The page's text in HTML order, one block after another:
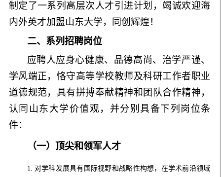
制定了一系列高层次人才引进计划，竭诚欢迎海
内外英才加盟山东大学，同创辉煌！
二、系列招聘岗位
应聘人应身心健康、品德高尚、治学严谨、
学风端正，恪守高等学校教师及科研工作者职业
道德规范，具有拼搏奉献精神和团队合作精神，
认同山东大学价值观，并分别具备下列岗位条
件：
（一）顶尖和领军人才
1. 对学科发展具有国际视野和战略性构想，在学术前沿领域